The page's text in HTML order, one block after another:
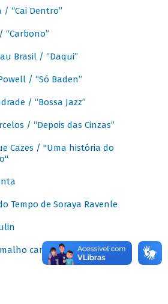
/ “Cai Dentro”
“Carbono”
Brasil / “Daqui”
/ “Só Baden”
/ “Bossa Jazz”
/ “Depois das Cinzas”
Cazes / "Uma história do
Tempo de Soraya Ravenle
canta Dominguinhos